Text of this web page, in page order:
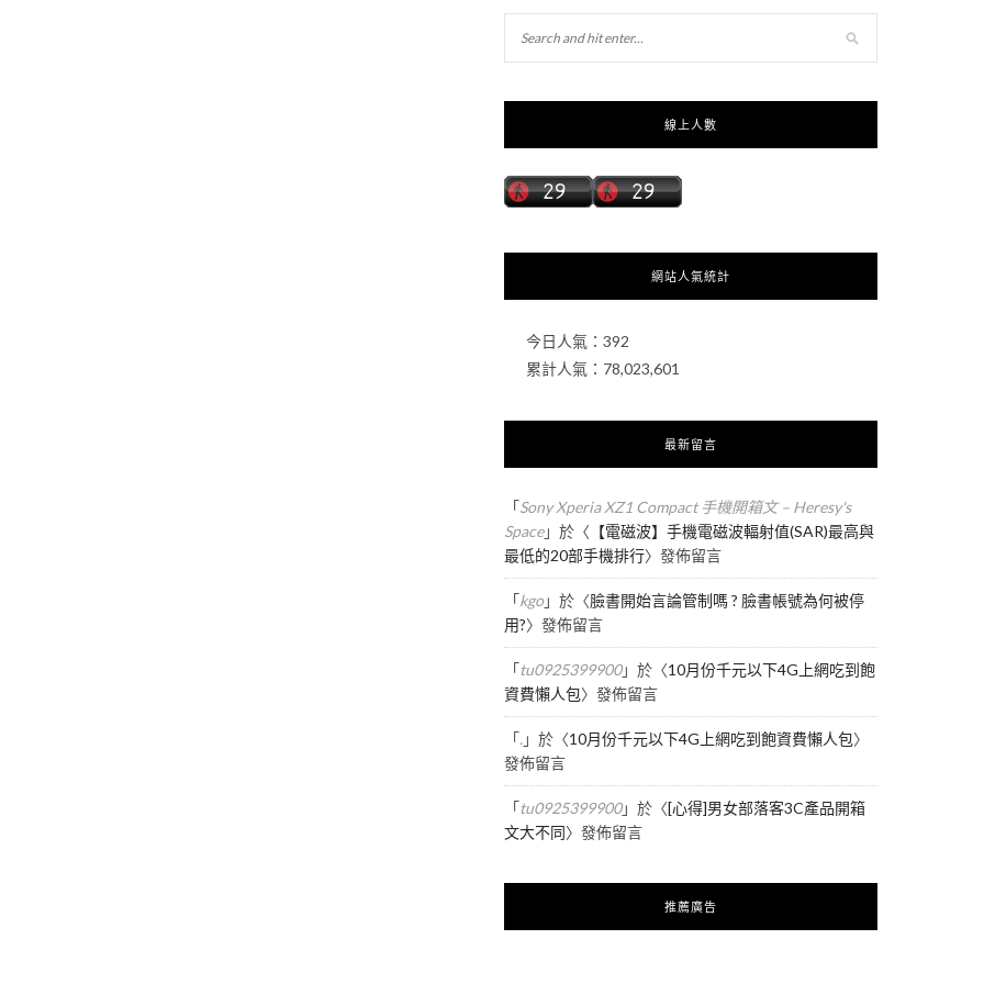
線上人數
網站人氣統計
今日人氣： 392
累計人氣： 78,023,601
最新留言
「Sony Xperia XZ1 Compact 手機開箱文 – Heresy's
Space」於〈 【電磁波】手機電磁波輻射值(SAR)最高與
最低的20部手機排行〉發佈留言
「kgo」於〈臉書開始言論管制嗎 ? 臉書帳號為何被停
用?〉發佈留言
「tu0925399900」於〈10月份千元以下4G上網吃到飽
資費懶人包〉發佈留言
「.」於〈10月份千元以下4G上網吃到飽資費懶人包〉
發佈留言
「tu0925399900」於〈[心得]男女部落客3C產品開箱
文大不同〉發佈留言
推薦廣告